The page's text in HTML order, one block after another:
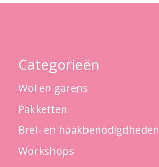
Categorieën
Wol en garens
Pakketten
Brei- en haakbenodigdheden
Workshops